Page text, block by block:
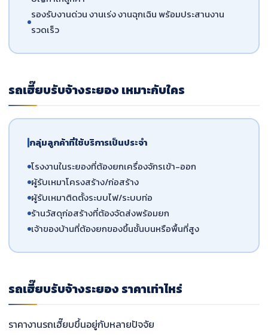
รองรับงานด่วน งานเร่ง งานฉุกเฉิน พร้อมประสานงาน
รวดเร็ว
รถเฮี๊ยบรับจ้างระยอง เหมาะกับใคร
กลุ่มลูกค้าที่ใช้บริการเป็นประจำ
โรงงานในระยองที่ต้องยกเครื่องจักรเข้า-ออก
ผู้รับเหมาโครงสร้าง/ก่อสร้าง
ผู้รับเหมาติดตั้งระบบไฟ/ระบบท่อ
ร้านวัสดุก่อสร้างที่ต้องจัดส่งพร้อมยก
เจ้าของบ้านที่ต้องยกของขึ้นชั้นบนหรือพื้นที่สูง
รถเฮี๊ยบรับจ้างระยอง ราคาเท่าไหร่
ราคางานรถเฮี๊ยบขึ้นอยู่กับหลายปัจจัย